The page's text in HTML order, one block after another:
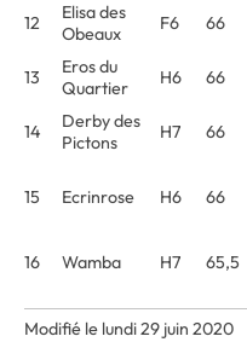
12
Elisa des
Obeaux
F6 66
13
Eros du
Quartier
H6 66
14
Derby des
Pictons
H7 66
15 Ecrinrose H6 66
16 Wamba H7 65,5
Modifié le lundi 29 juin 2020